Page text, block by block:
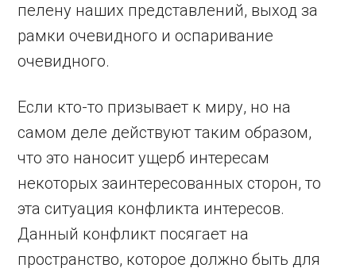
пелену наших представлений, выход за
рамки очевидного и оспаривание
очевидного.
Если кто-то призывает к миру, но на
самом деле действуют таким образом,
что это наносит ущерб интересам
некоторых заинтересованных сторон, то
эта ситуация конфликта интересов.
Данный конфликт посягает на
пространство, которое должно быть для